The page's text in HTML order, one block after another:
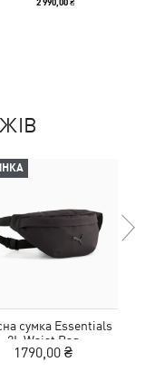
2 990,00 ₴
сумка Essentials
2L Waist Bag
1790,00 ₴